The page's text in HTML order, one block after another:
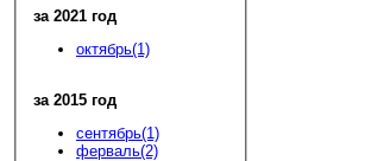
за 2021 год
октябрь(1)
за 2015 год
сентябрь(1)
ферваль(2)